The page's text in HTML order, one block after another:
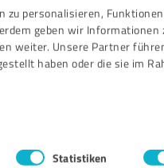
zu personalisieren,
geben wir
weiter. Unsere Partner
haben oder die sie im
Statistiken
Events